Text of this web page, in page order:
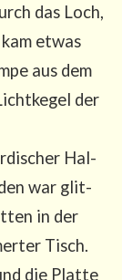
das Loch,
etwas
aus dem
der
Hal­
war glit­
in der
Tisch.
die Plat­te